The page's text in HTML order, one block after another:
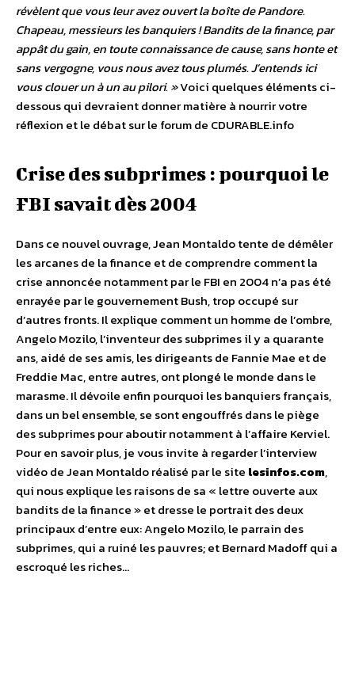
révèlent que vous leur avez ouvert la boîte de Pandore.
Chapeau, messieurs les banquiers ! Bandits de la finance, par
appât du gain, en toute connaissance de cause, sans honte et
sans vergogne, vous nous avez tous plumés. J’entends ici
vous clouer un à un au pilori. »Voici quelques éléments ci-
dessous qui devraient donner matière à nourrir votre
réflexion et le débat sur le forum de CDURABLE.info
Crise des subprimes : pourquoi le
FBI savait dès 2004
Dans ce nouvel ouvrage, Jean Montaldo tente de démêler
les arcanes de la finance et de comprendre comment la
crise annoncée notamment par le FBI en 2004 n’a pas été
enrayée par le gouvernement Bush, trop occupé sur
d’autres fronts. Il explique comment un homme de l’ombre,
Angelo Mozilo, l’inventeur des subprimes il y a quarante
ans, aidé de ses amis, les dirigeants de Fannie Mae et de
Freddie Mac, entre autres, ont plongé le monde dans le
marasme. Il dévoile enfin pourquoi les banquiers français,
dans un bel ensemble, se sont engouffrés dans le piège
des subprimes pour aboutir notamment à l’affaire Kerviel.
Pour en savoir plus, je vous invite à regarder l’interview
vidéo de Jean Montaldo réalisé par le site lesinfos.com,
qui nous explique les raisons de sa « lettre ouverte aux
bandits de la finance » et dresse le portrait des deux
principaux d’entre eux: Angelo Mozilo, le parrain des
subprimes, qui a ruiné les pauvres; et Bernard Madoff qui a
escroqué les riches…